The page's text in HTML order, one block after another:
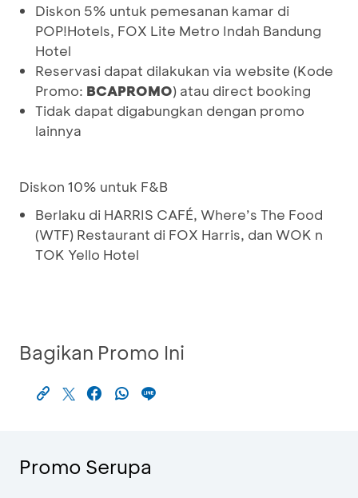
Diskon 5% untuk pemesanan kamar di
POP!Hotels, FOX Lite Metro Indah Bandung
Hotel
Reservasi dapat dilakukan via website (Kode
Promo: BCAPROMO) atau direct booking
Tidak dapat digabungkan dengan promo
lainnya
Diskon 10% untuk F&B
Berlaku di HARRIS CAFÉ, Where’s The Food
(WTF) Restaurant di FOX Harris, dan WOK n
TOK Yello Hotel
Bagikan Promo Ini
Promo Serupa